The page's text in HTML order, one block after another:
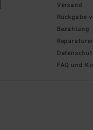
Versand
Rückgabe
Bezahlung
FAQ und